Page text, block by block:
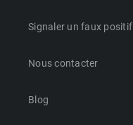
Signaler un faux positif
Nous contacter
Blog